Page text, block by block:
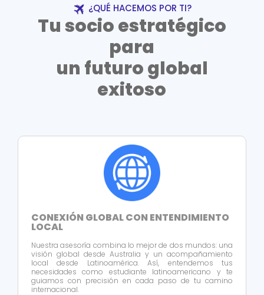
¿QUÉ HACEMOS POR TI?
Tu socio estratégico
para
un futuro global
exitoso
CONEXIÓN GLOBAL CON ENTENDIMIENTO
LOCAL
Nuestra asesoría combina lo mejor de dos mundos: una
visión global desde Australia y un acompañamiento
local desde Latinoamérica. Así, entendemos tus
necesidades como estudiante latinoamericano y te
guiamos con precisión en cada paso de tu camino
internacional.